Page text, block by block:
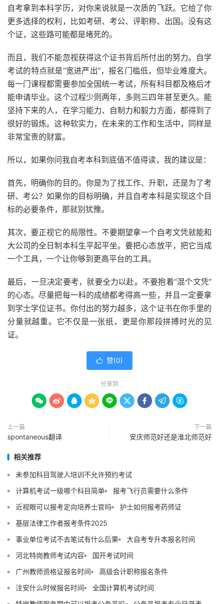
自考拿到本科学历，对你来说就是一次质的飞跃。它给了你
更多选择的权利，比如考研、考公、评职称、出国。没有这
个证，这些路可能都是堵死的。
而且，我们不能忽视获得这个证书背后所付出的努力。自学
考试的特点就是“宽进严出”，报名门槛低，但毕业难度大。
每一门课程都需要参加全国统一考试，所有科目都及格后才
能申请毕业。这个过程少则两年，多则三四年甚至更久。能
坚持下来的人，在学习能力、自制力和毅力方面，都得到了
很好的锻炼。这种软实力，在未来的工作和生活中，同样是
非常宝贵的财富。
所以，如果你问我自考本科到底值不值得读，我的建议是：
首先，明确你的目的。你是为了找工作、升职，还是为了考
研、考公？如果你的目标明确，并且自考本科是实现这个目
标的必要条件，那就别犹豫。
其次，要正视它的局限性。不要期望拿一个自考文凭就能和
大公司的全日制本科生平起平坐。要把心态放平，把它当成
一个工具，一个让你够到更高平台的工具。
最后，一旦决定要考，就要全力以赴。不要抱着“混个文凭”
的心态。尽量把每一科的成绩都考得高一些，并且一定要拿
到学士学位证书。你付出的努力越多，这个证书在你手里的
分量就越重。它不仅是一张纸，更是你那段拼搏时光的见
证。
 赞(0)
分享到
        
上一篇
spontaneous翻译
下一篇
安庆师范好还是淮北师范好
相关推荐
未参加科目驾驶人培训不允许预约考试
计算机考试一级哪个科目简单
报考飞行员需要什么条件
近视眼可以报考定向培养士官吗
护士如何报考药师证
基层法律工作者报考条件2025
事业单位考试不去笔试有什么后果
大自考专升本报名时间
河北特岗教师考试内容
国开考试时间
广州教师资格证报名时间
高级会计职称报名条件
注安什么时候报名时间
全国计算机考试时间